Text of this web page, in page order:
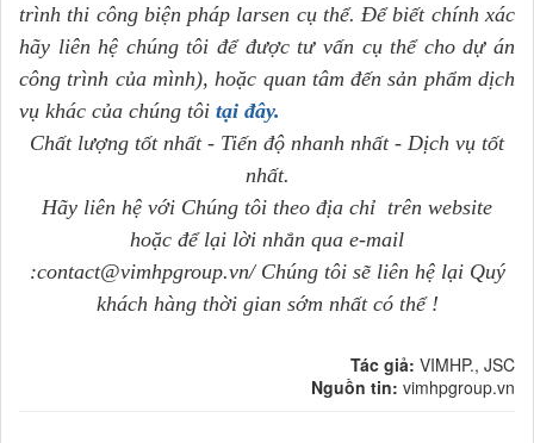
trình thi công biện pháp larsen cụ thể. Để biết chính xác
hãy liên hệ chúng tôi để được tư vấn cụ thể cho dự án
công trình của mình), hoặc quan tâm đến sản phẩm dịch
vụ khác của chúng tôi tại đây.
Chất lượng tốt nhất - Tiến độ nhanh nhất - Dịch vụ tốt
nhất.
Hãy liên hệ với Chúng tôi theo địa chỉ trên website
hoặc để lại lời nhắn qua e-mail
:contact@vimhpgroup.vn/ Chúng tôi sẽ liên hệ lại Quý
khách hàng thời gian sớm nhất có thể !
Tác giả: VIMHP., JSC
Nguồn tin: vimhpgroup.vn